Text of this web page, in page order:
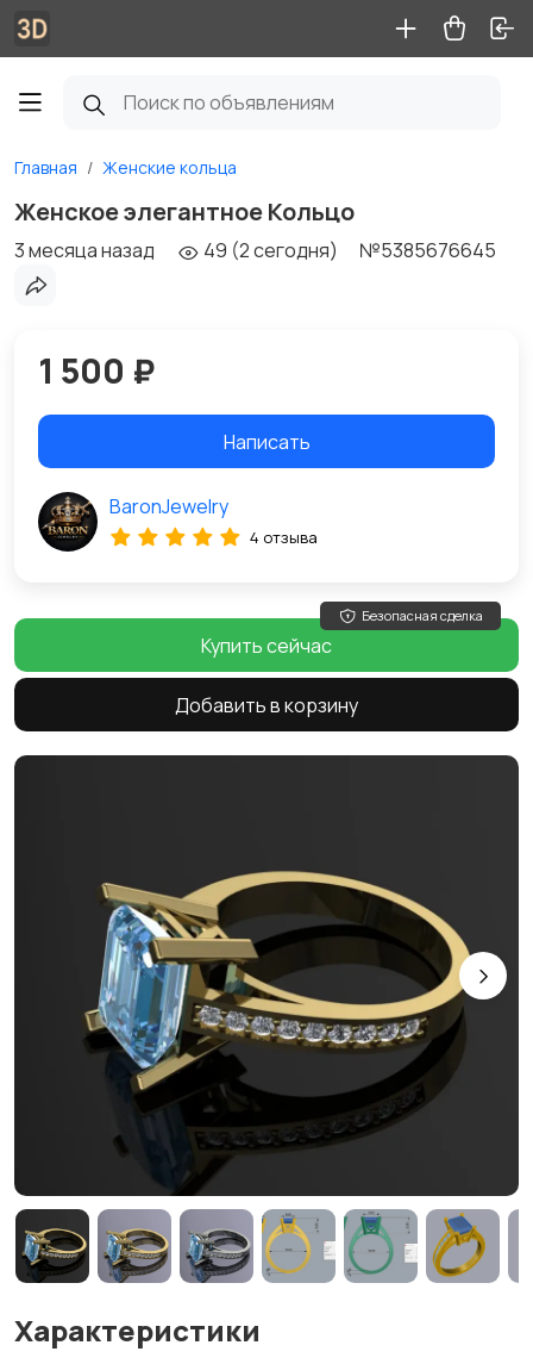
Главная Женские кольца
Женское элегантное Кольцо
3 месяца назад 49 (2 сегодня) №5385676645
Характеристики
1 500 ₽
Написать
BaronJewelry
4 отзыва
Безопасная сделка
Купить сейчас
Добавить в корзину